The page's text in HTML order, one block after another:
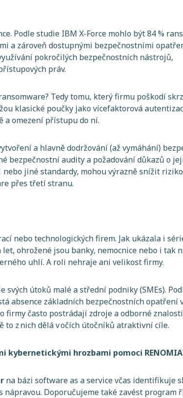
Podle studie IBM X-Force mohlo být 84 %
a zároveň dostupnými bezpečnostními
pokročilých bezpečnostních nástrojů,
práv.
Tedy tomu, který firmu poškodí
klasické poučky jako vícefaktorová
a omezení přístupu do ní.
a hlavně dodržování (až vymáhání)
bezpečnostní audity a požadování důkazů o
jiné standardy, mohou výrazně snížit
přes třetí stranu.
nebo technologických firem. Jak ukázala i
ohrožené jsou banky, nemocnice nebo i tak
uhlí. A roli nehraje ani velikost firmy.
útoků malé a střední podniky (SMEs).
absence základních bezpečnostních opatření
firmy často postrádají zdroje a odborné
z nich dělá v očích útočníků atraktivní cíle.
kybernetickými hrozbami pomoci
na bázi software as a service včas identifikuje
Doporučujeme také zavést program